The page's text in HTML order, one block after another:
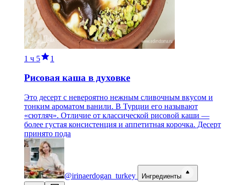
1 ч 5 1
Рисовая каша в духовке
Это десерт с невероятно нежным сливочным вкусом и
тонким ароматом ванили. В Турции его называют
«сютляч». Отличие от классической рисовой каши —
более густая консистенция и аппетитная корочка. Десерт
принято пода
@irinaerdogan_turkey Ингредиенты